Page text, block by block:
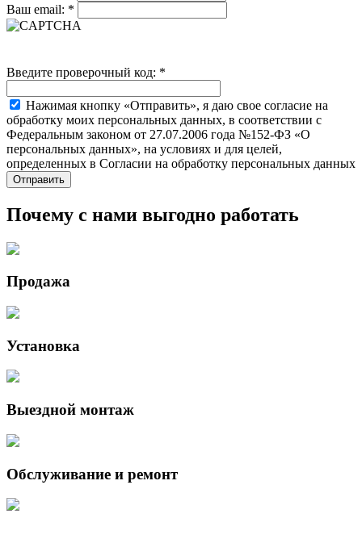
Ваш email: *
Введите проверочный код: *
Нажимая кнопку «Отправить», я даю свое согласие на
обработку моих персональных данных, в соответствии с
Федеральным законом от 27.07.2006 года №152-ФЗ «О
персональных данных», на условиях и для целей,
определенных в Согласии на обработку персональных данных
Почему с нами выгодно работать
Продажа
Установка
Выездной монтаж
Обслуживание и ремонт